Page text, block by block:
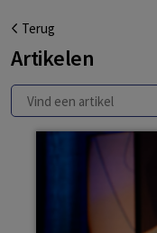
Terug
Artikelen